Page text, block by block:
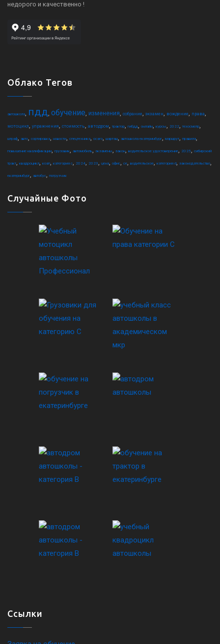
недорого и качественно !
Облако Тегов
автошкола, пдд, обучение, изменения, собрание, экзамен, вождение, права,
мотоцикл, упражнения, стоимость, автодром, трактор, гибдд, онлайн, курсы, 2022, техосмотр,
штраф, авто, сортировка, новости, спецтехника, осаго, шарташ, автошкола екатеринбург, маршрут, правила,
повышение квалификации, грузовик, автомобиль, экзамены, закон, водительское удостоверение, 2025, сибирский
тракт, квадроцикл, коап, категория c, 2024, 2023, цена, офис, ce, водительское, категория d, законодательство,
екатеринбург, автобус, погрузчик
Случайные Фото
Ссылки